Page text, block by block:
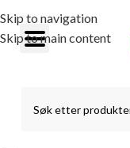
Skip to navigation
Skip to main content